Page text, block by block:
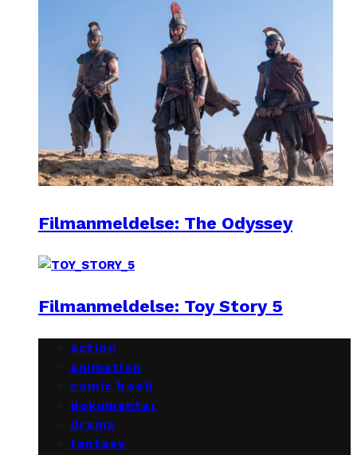
Filmanmeldelse: The Odyssey
Filmanmeldelse: Toy Story 5
action
animation
comic book
dokumentar
drama
fantasy